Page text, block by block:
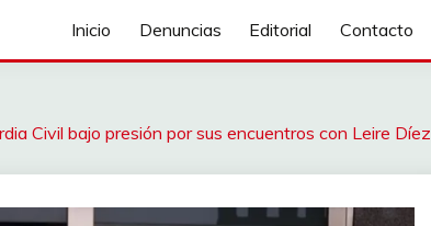
Inicio Denuncias Editorial Contacto
Civil bajo presión por sus encuentros con Leire Díez